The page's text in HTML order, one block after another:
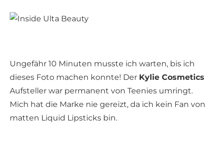
Ungefähr 10 Minuten musste ich warten, bis ich
dieses Foto machen konnte! Der Kylie Cosmetics
Aufsteller war permanent von Teenies umringt.
Mich hat die Marke nie gereizt, da ich kein Fan von
matten Liquid Lipsticks bin.